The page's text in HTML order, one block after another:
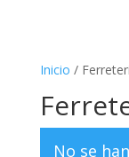
Inicio /
No se